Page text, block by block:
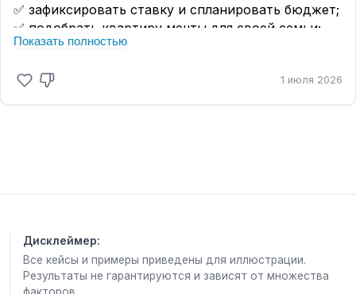
✅ зафиксировать ставку и спланировать бюджет;
✅ подобрать квартиру мечты для своей семьи;
✅ воспользоваться господдержкой, пока условия
А если хотите, помогу подобрать варианты
квартир под семейную ипотеку — напишите,
Показать полностью
1 июля 2026
Дисклеймер:
Все кейсы и примеры приведены для иллюстрации.
Результаты не гарантируются и зависят от множества
факторов.